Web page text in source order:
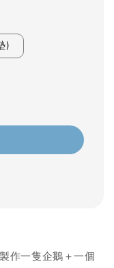
)
作一隻企鵝＋一個